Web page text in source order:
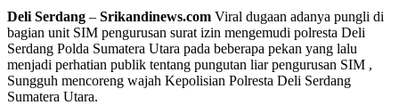
Deli Serdang – Srikandinews.com Viral dugaan adanya pungli di
bagian unit SIM pengurusan surat izin mengemudi polresta Deli
Serdang Polda Sumatera Utara pada beberapa pekan yang lalu
menjadi perhatian publik tentang pungutan liar pengurusan SIM ,
Sungguh mencoreng wajah Kepolisian Polresta Deli Serdang
Sumatera Utara.